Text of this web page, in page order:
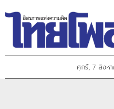
ศุกร์, 7 สิงห